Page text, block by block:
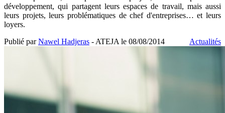
développement, qui partagent leurs espaces de travail, mais aussi
leurs projets, leurs problématiques de chef d'entreprises… et leurs
loyers.
Actualités
Publié parNawel Hadjeras - ATEJA le 08/08/2014